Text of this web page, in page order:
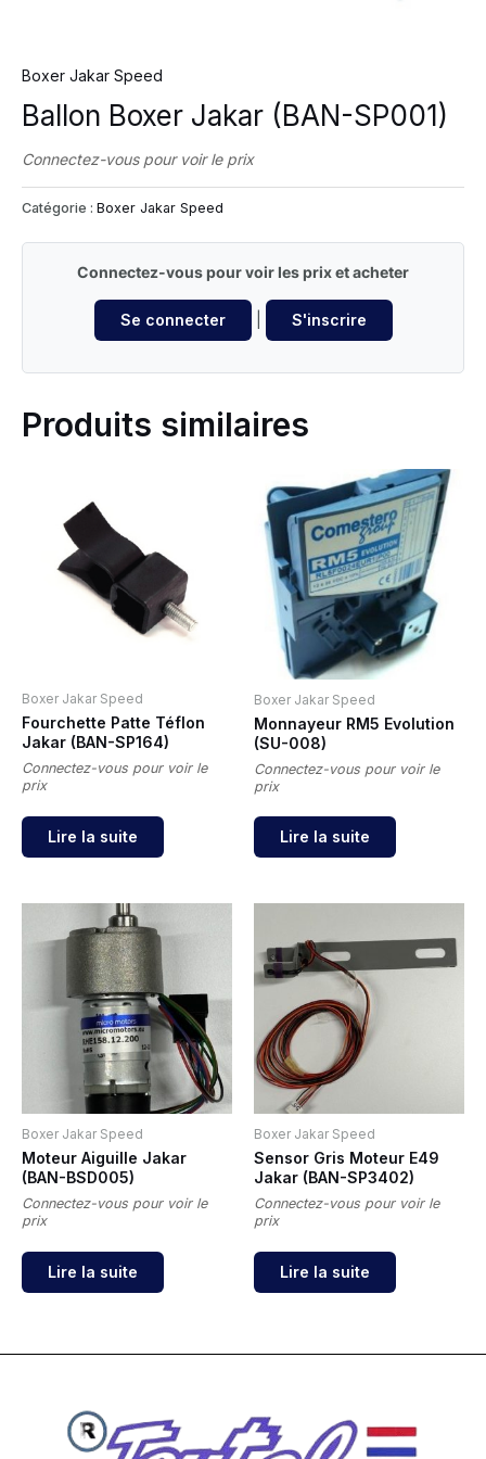
Boxer Jakar Speed
Ballon Boxer Jakar (BAN-SP001)
Connectez-vous pour voir le prix
Catégorie : Boxer Jakar Speed
Connectez-vous pour voir les prix et acheter
Se connecter S'inscrire
Produits similaires
Boxer Jakar Speed
Fourchette Patte Téflon
Jakar (BAN-SP164)
Connectez-vous pour voir le
prix
Lire la suite
Boxer Jakar Speed
Monnayeur RM5 Evolution
(SU-008)
Connectez-vous pour voir le
prix
Lire la suite
Boxer Jakar Speed
Moteur Aiguille Jakar
(BAN-BSD005)
Connectez-vous pour voir le
prix
Lire la suite
Boxer Jakar Speed
Sensor Gris Moteur E49
Jakar (BAN-SP3402)
Connectez-vous pour voir le
prix
Lire la suite